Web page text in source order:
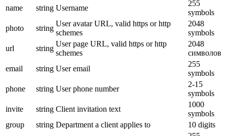
name string Username
255
symbols
photo
string
User avatar URL, valid https or http
schemes
2048
symbols
url
string
User page URL, valid https or http
schemes
2048
символов
email
string User email
255
symbols
phone
string User phone number
2-15
symbols
invite
string Client invitation text
1000
symbols
group
string Department a client applies to
10 digits